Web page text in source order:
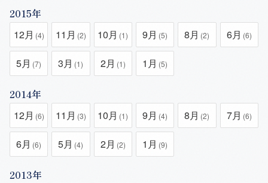
2015年
12月 (4) 11月 (2) 10月 (1) 9月 (5) 8月 (2) 6月 (6)
5月 (7) 3月 (1) 2月 (1) 1月 (5)
2014年
12月 (6) 11月 (3) 10月 (1) 9月 (4) 8月 (2) 7月 (6)
6月 (6) 5月 (4) 2月 (2) 1月 (9)
2013年